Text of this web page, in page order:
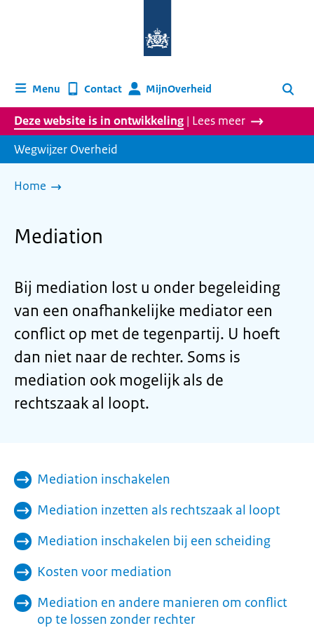
homepage
Menu Contact MijnOverheid Zoeken
Deze website is in ontwikkeling | Lees meer
Wegwijzer Overheid
Home
Mediation
Bij mediation lost u onder begeleiding
van een onafhankelijke mediator een
conflict op met de tegenpartij. U hoeft
dan niet naar de rechter. Soms is
mediation ook mogelijk als de
rechtszaak al loopt.
Mediation inschakelen
Mediation inzetten als rechtszaak al loopt
Mediation inschakelen bij een scheiding
Kosten voor mediation
Mediation en andere manieren om conflict
op te lossen zonder rechter